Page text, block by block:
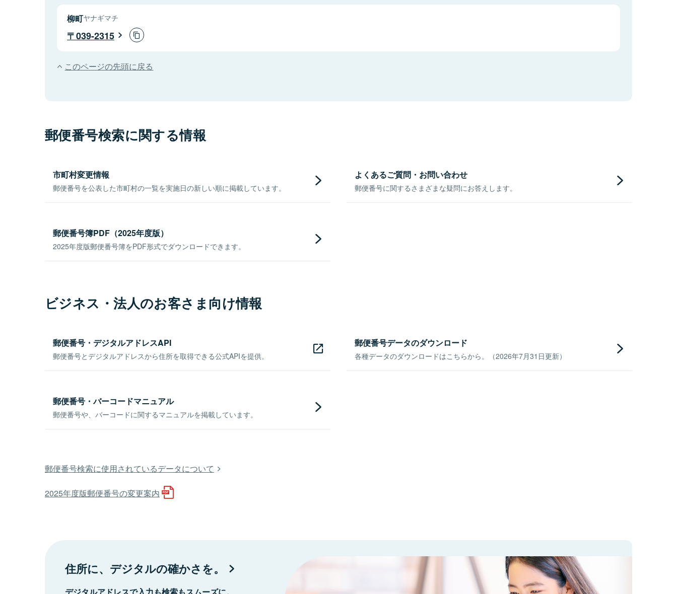
柳町ヤナギマチ
039-2315
このページの先頭に戻る
郵便番号検索に関する情報
市町村変更情報
郵便番号を公表した市町村の一覧を実施日の新しい順に掲載しています。
よくあるご質問・お問い合わせ
郵便番号に関するさまざまな疑問にお答えします。
郵便番号簿PDF（2025年度版）
2025年度版郵便番号簿をPDF形式でダウンロードできます。
ビジネス・法人のお客さま向け情報
郵便番号・デジタルアドレスAPI
郵便番号とデジタルアドレスから住所を取得できる公式APIを提供。
郵便番号データのダウンロード
各種データのダウンロードはこちらから。（2026年7月31日更新）
郵便番号・バーコードマニュアル
郵便番号や、バーコードに関するマニュアルを掲載しています。
郵便番号検索に使用されているデータについて
2025年度版郵便番号の変更案内
住所に、デジタルの確かさを。
デジタルアドレスで入力も検索もスムーズに。